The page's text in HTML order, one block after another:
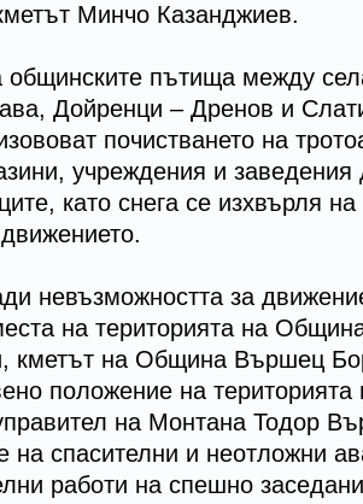
Минчо Казанджиев.
общинските пътища между
Дойренци – Дренов и
почистването на
учреждения и заведения
като снега се изхвърля
невъзможността за
на територията на
кметът на Община Вършец
положение на
на Монтана Тодор
на спасителни и неотложни
работи на спешно